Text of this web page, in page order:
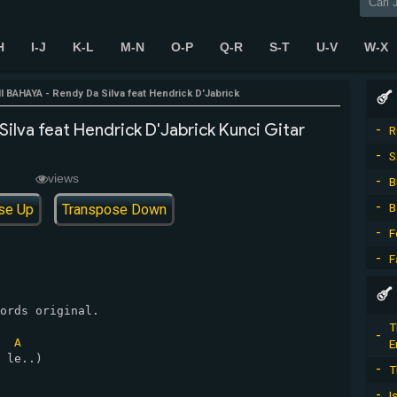
I-J K-L M-N O-P Q-R S-T U-V W-X
BAHAYA - Rendy Da Silva feat Hendrick D'Jabrick
feat Hendrick D'Jabrick Kunci Gitar
views
Up Transpose Down
original.
A
le..)